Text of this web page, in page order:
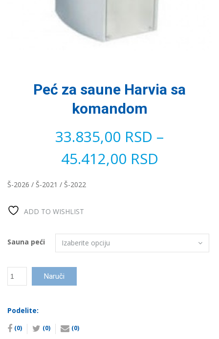
Peć za saune Harvia sa
komandom
33.835,00 RSD –
45.412,00 RSD
Š-2026 / Š-2021 / Š-2022
ADD TO WISHLIST
Sauna peći
Peć
sa
komandom
количина
Naruči
Podelite:
(0) (0) (0)